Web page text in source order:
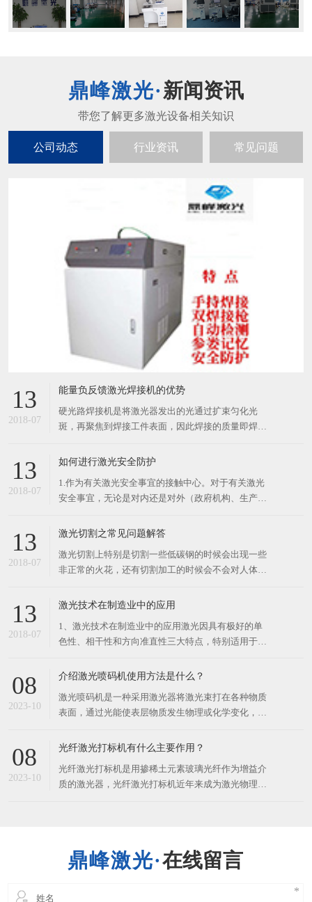
新闻资讯
公司动态 行业资讯 常见问题
13
2018-07
能量负反馈激光焊接机的优势
硬光路焊接机是将激光器发出的光通过扩束匀化光
斑，再聚焦到焊接工件表面，因此焊接的质量即焊点
如果想得到好的焊接效果，需要对激光器进行充分的
激光焊接机擅长点焊和对光束质量要求不严格的缝焊
工
13
2018-07
如何进行激光安全防护
1.作为有关激光安全事宜的接触中心。对于有关激光
安全事宜，无论是对内还是对外（政府机构、生产单
光危害的控制和评价提供建议和协助。激光安全员应
负责安全管理。激光安全委员应研究和执行安全
13
2018-07
激光切割之常见问题解答
激光切割上特别是切割一些低碳钢的时候会出现一些
非正常的火花，还有切割加工的时候会不会对人体有
割上出现异常的火花会影响切割零件表面的光洁度还
会考虑是不是激光切割上出现了问题，一般情况下可
13
2018-07
激光技术在制造业中的应用
1、激光技术在制造业中的应用激光因具有极好的单
色性、相干性和方向准直性三大特点，特别适用于材
现在已开发出20多种激光加工技术。激光的空间控制
寸和加工环境的自由度都很大，特别适用于自动化加
工。激光
08
2023-10
介绍激光喷码机使用方法是什么？
激光喷码机是一种采用激光器将激光束打在各种物质
表面，通过光能使表层物质发生物理或化学变化，进
小字符喷码机相比，无须清洗水槽和经常更换部件，
更准确，标记更难以被盗用。激光喷码机的使用方法
如下：打开喷码机，系统
08
2023-10
光纤激光打标机有什么主要作用？
光纤激光打标机是用掺稀土元素玻璃光纤作为增益介
质的激光器，光纤激光打标机近年来成为激光物理研
能导致表层物质的化学物 在线留言